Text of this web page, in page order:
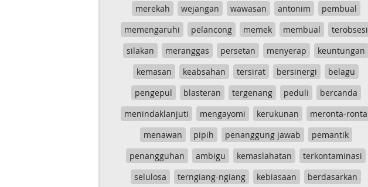
merekah
wejangan wawasan antonim
pembual
memengaruhi
pelancong memek membual
terobsesi
silakan
meranggas persetan menyerap
keuntungan
kemasan
keabsahan tersirat bersinergi
belagu
pengepul
blasteran tergenang peduli
bercanda
menindaklanjuti
mengayomi kerukunan
meronta-ronta
menawan
pipih penanggung jawab
pemantik
penangguhan
ambigu kemaslahatan
terkontaminasi
selulosa
terngiang-ngiang kebiasaan
berdasarkan